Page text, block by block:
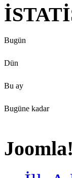
Bugün
Dün
Bu ay
Bugüne kadar